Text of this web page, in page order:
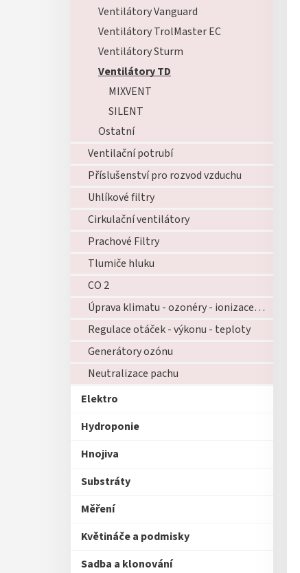
Ventilátory Vanguard
Ventilátory TrolMaster EC
Ventilátory Sturm
Ventilátory TD
MIXVENT
SILENT
Ostatní
Ventilační potrubí
Příslušenství pro rozvod vzduchu
Uhlíkové filtry
Cirkulační ventilátory
Prachové Filtry
Tlumiče hluku
CO 2
Úprava klimatu - ozonéry - ionizace - zvlhčovače - atd...
Regulace otáček - výkonu - teploty
Generátory ozónu
Neutralizace pachu
Elektro
Hydroponie
Hnojiva
Substráty
Měření
Květináče a podmisky
Sadba a klonování